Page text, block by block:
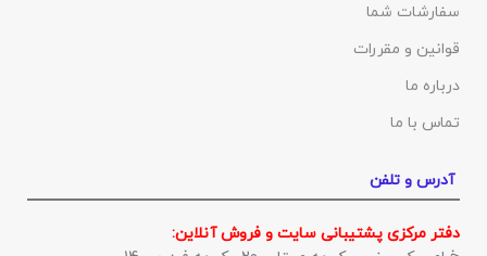
سفارشات شما
قوانین و مقررات
درباره ما
تماس با ما
آدرس و تلفن
دفتر مرکزی پشتیبانی سایت و فروش آنلاین: